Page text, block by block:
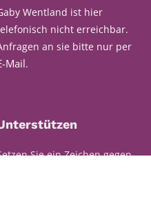
Wentland ist hier
nicht erreichbar.
an sie bitte nur per
Mail.
Sie ein Zeichen gegen